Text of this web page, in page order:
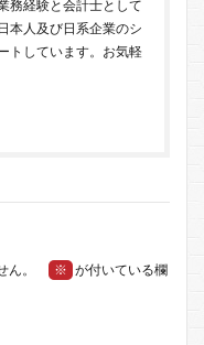
務経験と会計士として
本人及び日系企業のシ
トしています。お気軽
。 ※ が付いている欄